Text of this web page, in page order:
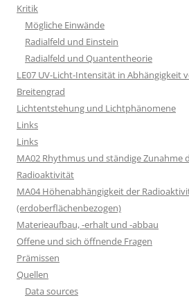
Kritik
Mögliche Einwände
Radialfeld und Einstein
Radialfeld und Quantentheorie
LE07 UV-Licht-Intensität in Abhängigkeit
Breitengrad
Lichtentstehung und Lichtphänomene
Links
Links
MA02 Rhythmus und ständige Zunahme
Radioaktivität
MA04 Höhenabhängigkeit der
(erdoberflächenbezogen)
Materieaufbau, -erhalt und -abbau
Offene und sich öffnende Fragen
Prämissen
Quellen
Data sources